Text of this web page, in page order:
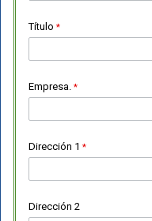
Título
Empresa.
Dirección 1
Dirección 2